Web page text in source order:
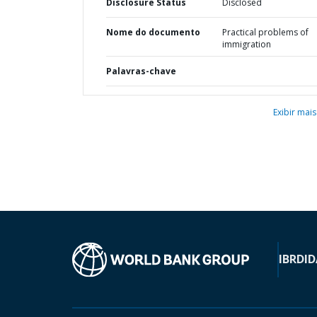
Disclosure Status Disclosed
Nome do documento
Practical problems of
immigration
Palavras-chave
Exibir mais
IBRD